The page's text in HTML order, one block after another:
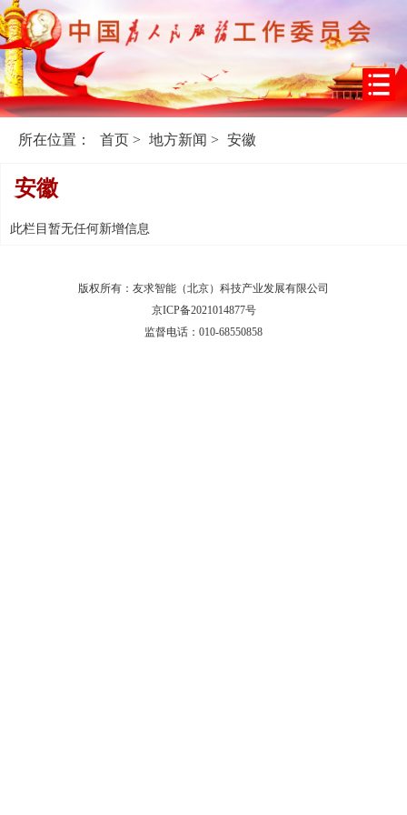
所在位置： 首页 > 地方新闻 > 安徽
安徽
此栏目暂无任何新增信息
版权所有：友求智能（北京）科技产业发展有限公司
京ICP备2021014877号
监督电话：010-68550858